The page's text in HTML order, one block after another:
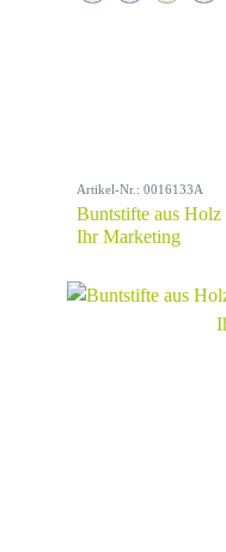
Artikel-Nr.: 0016133A
Buntstifte aus
Ihr Marketing